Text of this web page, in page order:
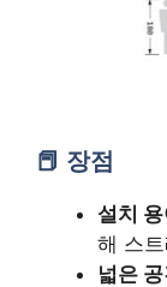
장점
설치
해 스
넓은